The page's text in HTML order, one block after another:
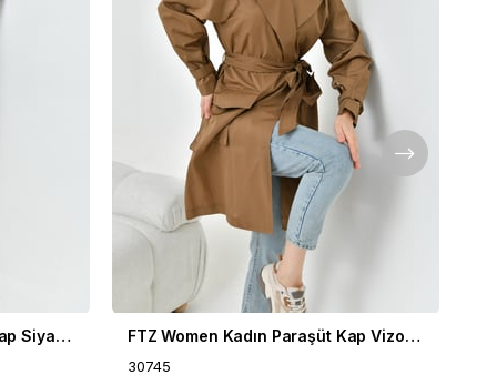
FTZ Women Kadın Paraşüt Kap Siyah 30745 FTZ Women Kadın Paraşüt Kap Vizon 30745
30745